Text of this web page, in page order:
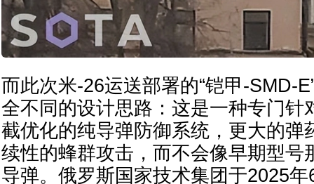
而此次米-26运送部署的“铠甲-SMD-
全不同的设计思路：这是一种专门针
截优化的纯导弹防御系统，更大的弹
续性的蜂群攻击，而不会像早期型号
导弹。俄罗斯国家技术集团于2025年